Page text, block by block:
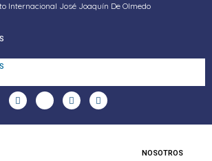
Internacional José Joaquín De Olmedo
NOSOTROS